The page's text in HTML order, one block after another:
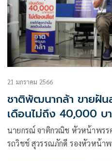
21 มกราคม 2566
ชาติพัฒนากล้า ขายฝั
เดือนไม่ถึง 40,000 บ
นายกรณ์ จาติกวณิช หัวหน้าพร
รถวิชช์ สุวรรณภักดี รองหัวหน้า